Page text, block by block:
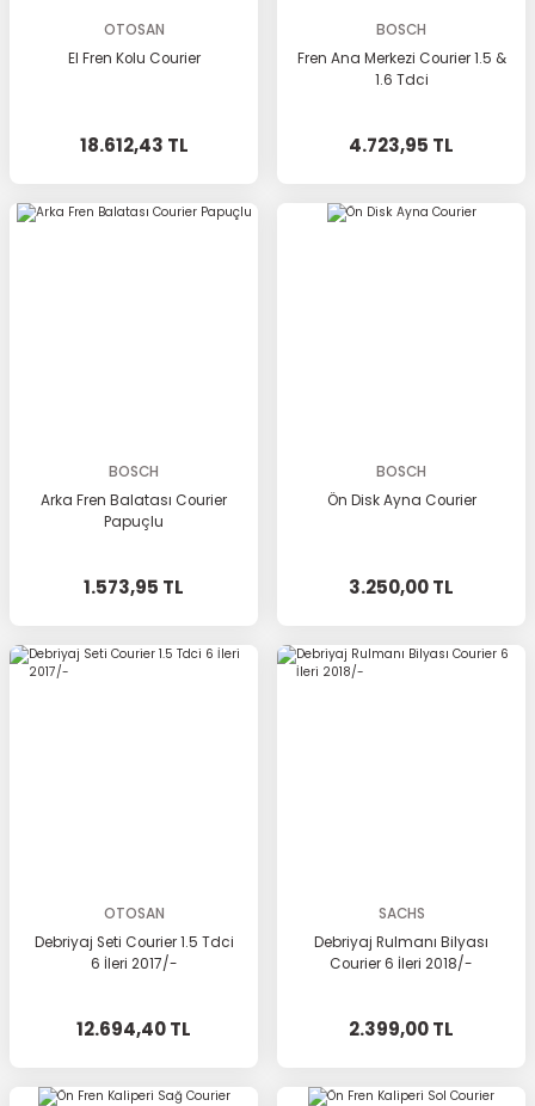
OTOSAN
El Fren Kolu Courier
18.612,43 TL
BOSCH
Fren Ana Merkezi Courier 1.5 &
1.6 Tdci
4.723,95 TL
BOSCH
Arka Fren Balatası Courier
Papuçlu
1.573,95 TL
BOSCH
Ön Disk Ayna Courier
3.250,00 TL
OTOSAN
Debriyaj Seti Courier 1.5 Tdci
6 İleri 2017/-
12.694,40 TL
SACHS
Debriyaj Rulmanı Bilyası
Courier 6 İleri 2018/-
2.399,00 TL